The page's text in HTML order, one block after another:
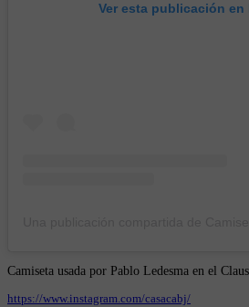
Ver esta publicación en
Camiseta usada por Pablo Ledesma en el
https://www.instagram.com/casacabj/